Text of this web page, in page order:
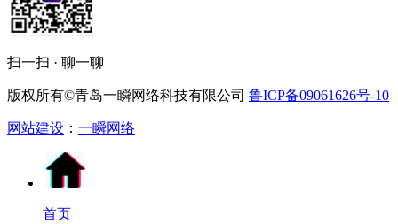
扫一扫 · 聊一聊
版权所有©青岛一瞬网络科技有限公司 鲁ICP备09061626号-10
网站建设 ： 一瞬网络
首页